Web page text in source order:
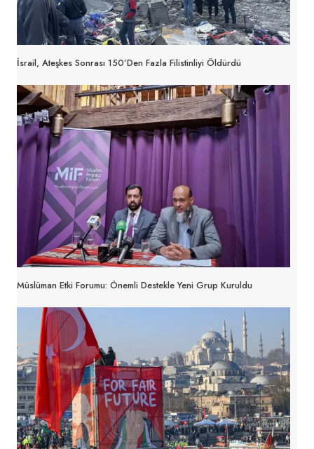
İsrail, Ateşkes Sonrası 150’den Fazla Filistinliyi Öldürdü
Müslüman Etki Forumu: Önemli Destekle Yeni Grup Kuruldu